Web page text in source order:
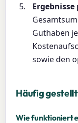
Guthaben
sowie den
Häufig
Wie funktioniert